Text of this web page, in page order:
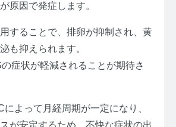
原因で発症します。
することで、排卵が抑制され、黄
も抑えられます。
症状が軽減されることが期待さ
よって月経周期が一定になり、